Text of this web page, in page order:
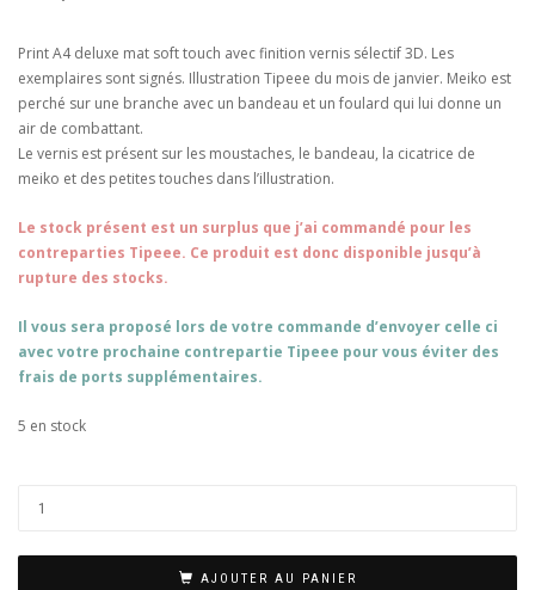
Print A4 deluxe mat soft touch avec finition vernis sélectif 3D. Les
exemplaires sont signés. Illustration Tipeee du mois de janvier. Meiko est
perché sur une branche avec un bandeau et un foulard qui lui donne un
air de combattant.
Le vernis est présent sur les moustaches, le bandeau, la cicatrice de
meiko et des petites touches dans l’illustration.
Le stock présent est un surplus que j’ai commandé pour les
contreparties Tipeee. Ce produit est donc disponible jusqu’à
rupture des stocks.
Il vous sera proposé lors de votre commande d’envoyer celle ci
avec votre prochaine contrepartie Tipeee pour vous éviter des
frais de ports supplémentaires.
5 en stock
AJOUTER AU PANIER